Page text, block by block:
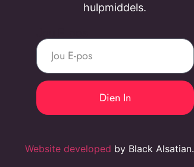
hulpmiddels.
Dien In
Website developed by Black Alsatian.